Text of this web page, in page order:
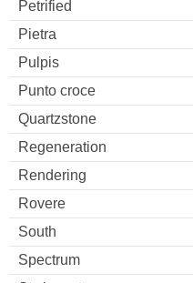
Petrified
Pietra
Pulpis
Punto croce
Quartzstone
Regeneration
Rendering
Rovere
South
Spectrum